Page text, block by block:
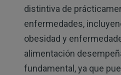
distintiva de
enfermedades,
obesidad y
alimentación
fundamental, ya que